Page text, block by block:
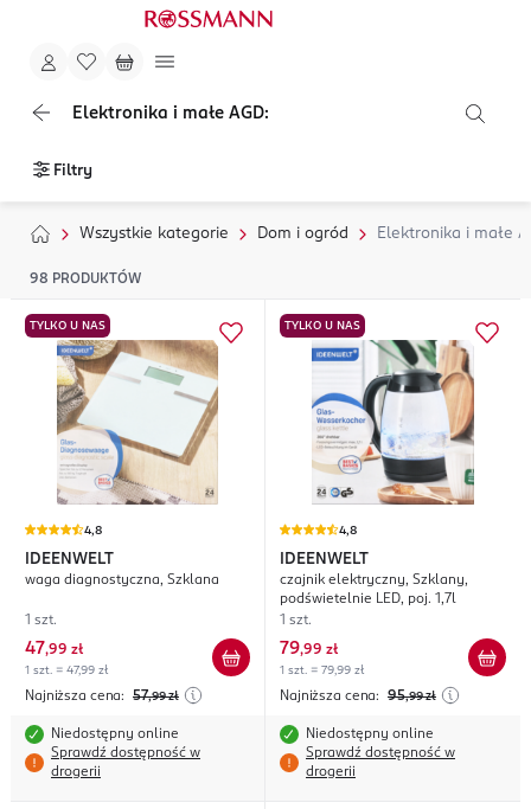
Elektronika i małe AGD:
Filtry
Wszystkie kategorie Dom i ogród Elektronika i małe
98 PRODUKTÓW
TYLKO U NAS
4,8
IDEENWELT
waga diagnostyczna, Szklana
1 szt.
47,99 zł
1 szt. = 47,99 zł
Najniższa cena: 57,99 zł
Niedostępny online
Sprawdź dostępność w
drogerii
TYLKO U NAS
4,8
IDEENWELT
czajnik elektryczny, Szklany,
podświetelnie LED, poj. 1,7l
1 szt.
79,99 zł
1 szt. = 79,99 zł
Najniższa cena: 95,99 zł
Niedostępny online
Sprawdź dostępność w
drogerii